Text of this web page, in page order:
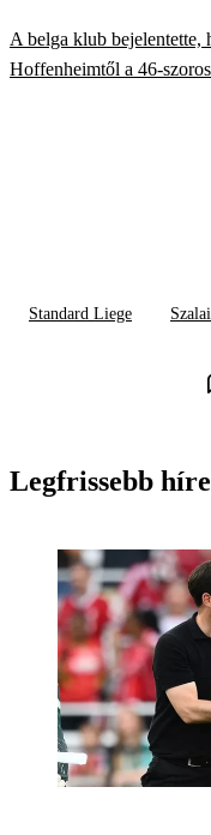
A belga klub bejelentette,
Hoffenheimtől a 46-
Standard Liege
Legfrissebb